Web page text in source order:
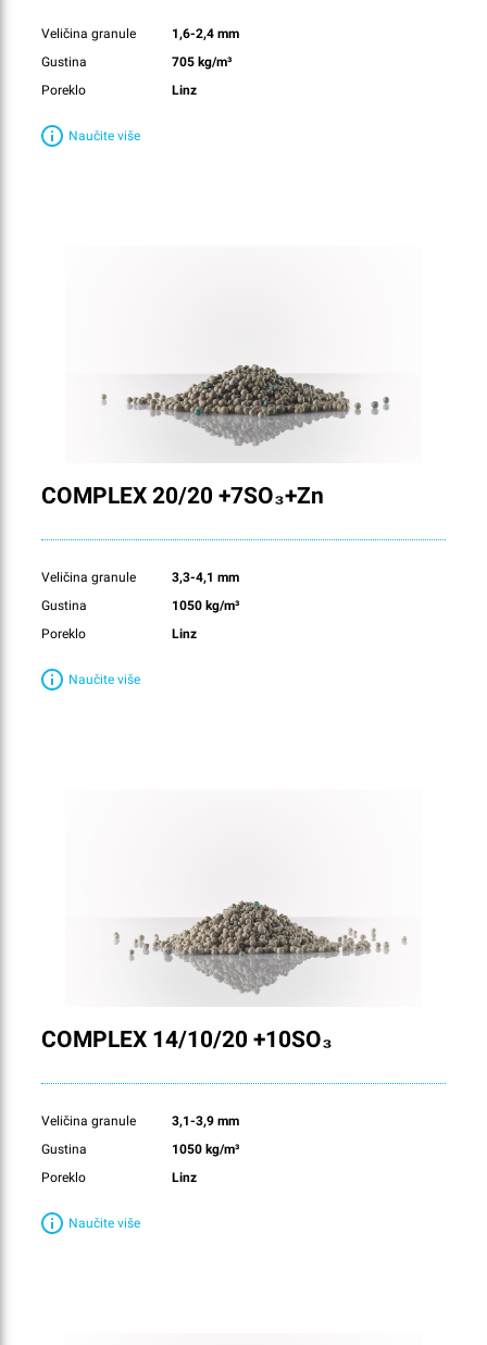
Veličina granule
1,6-2,4 mm
Gustina
705 kg/m³
Poreklo
Linz
Naučite više
COMPLEX 20/20 +7SO₃+Zn
Veličina granule
3,3-4,1 mm
Gustina
1050 kg/m³
Poreklo
Linz
Naučite više
COMPLEX 14/10/20 +10SO₃
Veličina granule
3,1-3,9 mm
Gustina
1050 kg/m³
Poreklo
Linz
Naučite više